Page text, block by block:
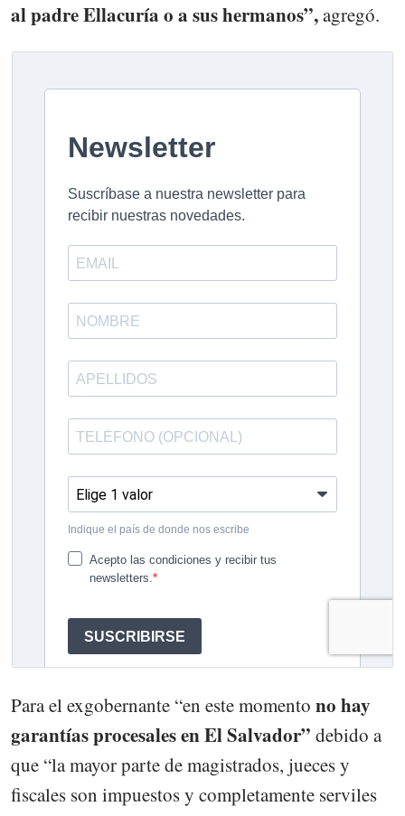
al padre Ellacuría o a sus hermanos”,agregó.
Para el exgobernante “en este momento no hay
garantías procesales en El Salvador” debido a
que “la mayor parte de magistrados, jueces y
fiscales son impuestos y completamente serviles